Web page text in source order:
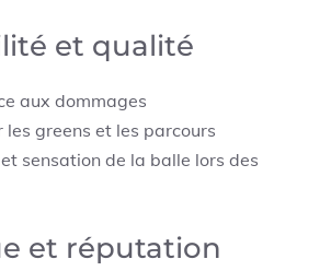
et qualité
aux dommages
les greens et les parcours
sensation de la balle lors des
et réputation